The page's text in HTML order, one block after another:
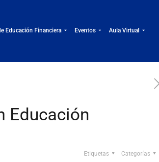
Educación Financiera Eventos Aula Virtual
Educación
Categorías
Etiquetas